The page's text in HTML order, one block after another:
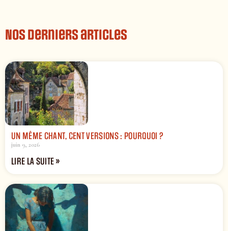
Nos derniers articles
UN MÊME CHANT, CENT VERSIONS : POURQUOI ?
juin 9, 2026
LIRE LA SUITE »